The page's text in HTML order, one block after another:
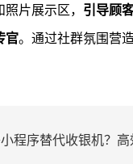
片展示区， 引导顾
官。通过社群氛围营
程序替代收银机？高